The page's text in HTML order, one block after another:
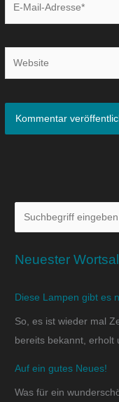
Neuester
Diese Lampen gibt es
So, es ist wieder mal
bereits bekannt,
Auf ein gutes Neues!
Was für ein